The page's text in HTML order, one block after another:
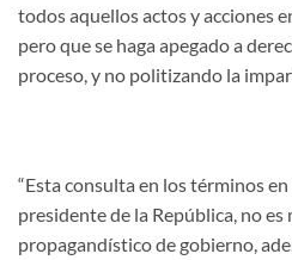
todos aquellos actos y acciones
pero que se haga apegado a
proceso, y no politizando la
“Esta consulta en los términos
presidente de la República, no es
propagandístico de gobierno,